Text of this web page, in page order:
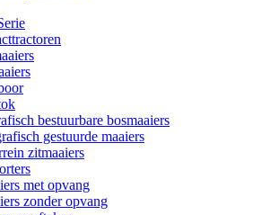
bestuurbare bosmaaiers
gestuurde maaiers
zitmaaiers
met opvang
zonder opvang